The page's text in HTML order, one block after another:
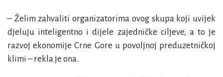
– Želim zahvaliti organizatorima ovog skupa koji uvijek
djeluju inteligentno i dijele zajedničke ciljeve, a to je
razvoj ekonomije Crne Gore u povoljnoj preduzetničkoj
klimi – rekla je ona.